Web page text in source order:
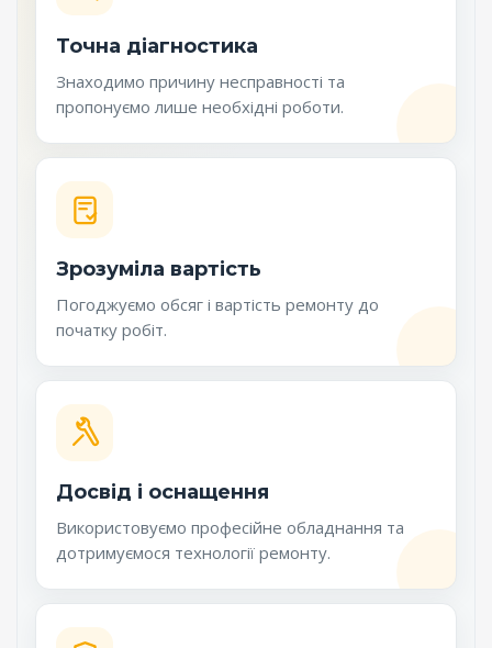
Точна діагностика
Знаходимо причину несправності та
пропонуємо лише необхідні роботи.
Зрозуміла вартість
Погоджуємо обсяг і вартість ремонту до
початку робіт.
Досвід і оснащення
Використовуємо професійне обладнання та
дотримуємося технології ремонту.